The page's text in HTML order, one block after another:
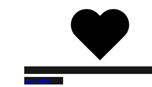
souhaits